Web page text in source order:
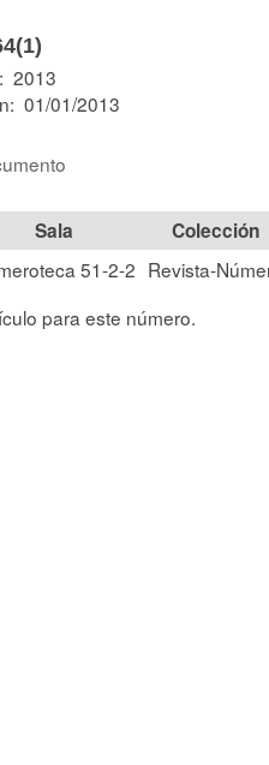
2013
01/01/2013
Sala Colección
51-2-2 Revista-
para este número.